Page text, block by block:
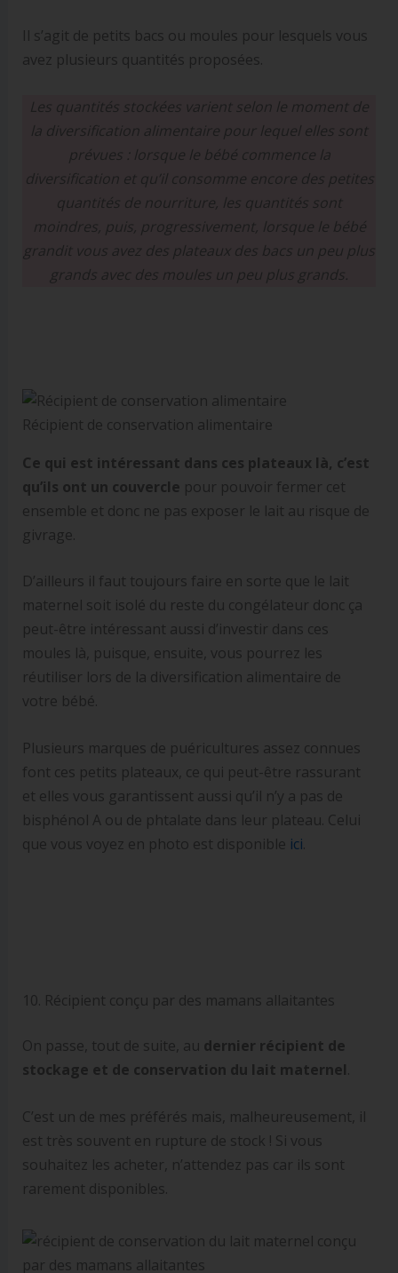
Il s’agit de petits bacs ou moules pour lesquels vous
avez plusieurs quantités proposées.
Les quantités stockées varient selon le moment de
la diversification alimentaire pour lequel elles sont
prévues : lorsque le bébé commence la
diversification et qu’il consomme encore des petites
quantités de nourriture, les quantités sont
moindres, puis, progressivement, lorsque le bébé
grandit vous avez des plateaux des bacs un peu plus
grands avec des moules un peu plus grands.
Récipient de conservation alimentaire
Ce qui est intéressant dans ces plateaux là, c’est
qu’ils ont un couvercle pour pouvoir fermer cet
ensemble et donc ne pas exposer le lait au risque de
givrage.
D’ailleurs il faut toujours faire en sorte que le lait
maternel soit isolé du reste du congélateur donc ça
peut-être intéressant aussi d’investir dans ces
moules là, puisque, ensuite, vous pourrez les
réutiliser lors de la diversification alimentaire de
votre bébé.
Plusieurs marques de puéricultures assez connues
font ces petits plateaux, ce qui peut-être rassurant
et elles vous garantissent aussi qu’il n’y a pas de
bisphénol A ou de phtalate dans leur plateau. Celui
que vous voyez en photo est disponible ici.
10. Récipient conçu par des mamans allaitantes
On passe, tout de suite, au dernier récipient de
stockage et de conservation du lait maternel.
C’est un de mes préférés mais, malheureusement, il
est très souvent en rupture de stock ! Si vous
souhaitez les acheter, n’attendez pas car ils sont
rarement disponibles.